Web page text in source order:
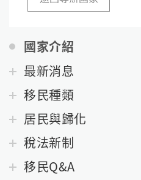
國家介紹
最新消息
移民種類
居民與歸化
稅法新制
移民Q&A